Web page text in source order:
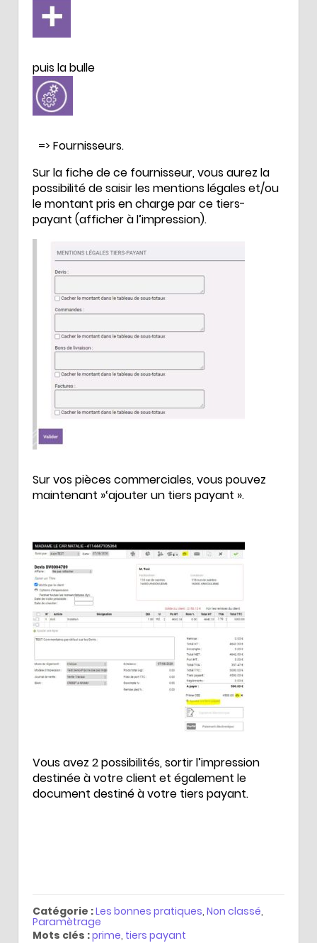
puis la bulle
=> Fournisseurs.
Sur la fiche de ce fournisseur, vous aurez la
possibilité de saisir les mentions légales et/ou
le montant pris en charge par ce tiers-
payant (afficher à l’impression).
Sur vos pièces commerciales, vous pouvez
maintenant »‘ajouter un tiers payant ».
Vous avez 2 possibilités, sortir l’impression
destinée à votre client et également le
document destiné à votre tiers payant.
Catégorie :Les bonnes pratiques, Non classé,
Paramètrage
Mots clés :prime, tiers payant